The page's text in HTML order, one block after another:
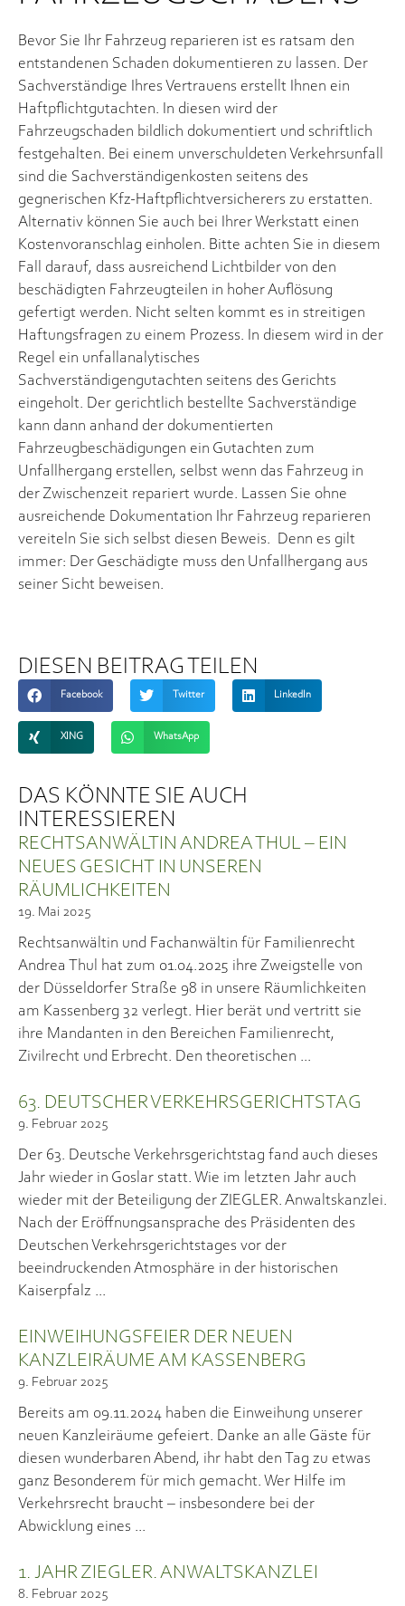
Bevor Sie Ihr Fahrzeug reparieren ist es ratsam den
entstandenen Schaden dokumentieren zu lassen. Der
Sachverständige Ihres Vertrauens erstellt Ihnen ein
Haftpflichtgutachten. In diesen wird der
Fahrzeugschaden bildlich dokumentiert und schriftlich
festgehalten. Bei einem unverschuldeten Verkehrsunfall
sind die Sachverständigenkosten seitens des
gegnerischen Kfz-Haftpflichtversicherers zu erstatten.
Alternativ können Sie auch bei Ihrer Werkstatt einen
Kostenvoranschlag einholen. Bitte achten Sie in diesem
Fall darauf, dass ausreichend Lichtbilder von den
beschädigten Fahrzeugteilen in hoher Auflösung
gefertigt werden. Nicht selten kommt es in streitigen
Haftungsfragen zu einem Prozess. In diesem wird in der
Regel ein unfallanalytisches
Sachverständigengutachten seitens des Gerichts
eingeholt. Der gerichtlich bestellte Sachverständige
kann dann anhand der dokumentierten
Fahrzeugbeschädigungen ein Gutachten zum
Unfallhergang erstellen, selbst wenn das Fahrzeug in
der Zwischenzeit repariert wurde. Lassen Sie ohne
ausreichende Dokumentation Ihr Fahrzeug reparieren
vereiteln Sie sich selbst diesen Beweis. Denn es gilt
immer: Der Geschädigte muss den Unfallhergang aus
seiner Sicht beweisen.
DIESEN BEITRAG TEILEN
Facebook Twitter LinkedIn
XING WhatsApp
DAS KÖNNTE SIE AUCH
INTERESSIEREN
RECHTSANWÄLTIN ANDREA THUL – EIN
NEUES GESICHT IN UNSEREN
RÄUMLICHKEITEN
19. Mai 2025
Rechtsanwältin und Fachanwältin für Familienrecht
Andrea Thul hat zum 01.04.2025 ihre Zweigstelle von
der Düsseldorfer Straße 98 in unsere Räumlichkeiten
am Kassenberg 32 verlegt. Hier berät und vertritt sie
ihre Mandanten in den Bereichen Familienrecht,
Zivilrecht und Erbrecht. Den theoretischen
63. DEUTSCHER VERKEHRSGERICHTSTAG
9. Februar 2025
Der 63. Deutsche Verkehrsgerichtstag fand auch dieses
Jahr wieder in Goslar statt. Wie im letzten Jahr auch
wieder mit der Beteiligung der ZIEGLER. Anwaltskanzlei.
Nach der Eröffnungsansprache des Präsidenten des
Deutschen Verkehrsgerichtstages vor der
beeindruckenden Atmosphäre in der historischen
Kaiserpfalz
EINWEIHUNGSFEIER DER NEUEN
KANZLEIRÄUME AM KASSENBERG
9. Februar 2025
Bereits am 09.11.2024 haben die Einweihung unserer
neuen Kanzleiräume gefeiert. Danke an alle Gäste für
diesen wunderbaren Abend, ihr habt den Tag zu etwas
ganz Besonderem für mich gemacht. Wer Hilfe im
Verkehrsrecht braucht – insbesondere bei der
Abwicklung eines
1. JAHR ZIEGLER. ANWALTSKANZLEI
8. Februar 2025